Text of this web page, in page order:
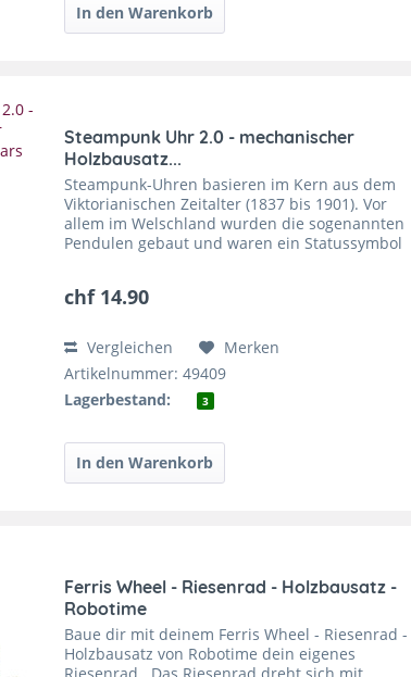
Steampunk Uhr 2.0 - mechanischer
Holzbausatz...
Steampunk-Uhren basieren im Kern aus dem
Viktorianischen Zeitalter (1837 bis 1901). Vor
allem im Welschland wurden die sogenannten
Pendulen gebaut und waren ein Statussymbol
chf 14.90
Vergleichen
Merken
Artikelnummer: 49409
Lagerbestand:
3
Ferris Wheel - Riesenrad - Holzbausatz -
Robotime
Baue dir mit deinem Ferris Wheel - Riesenrad -
Holzbausatz von Robotime dein eigenes